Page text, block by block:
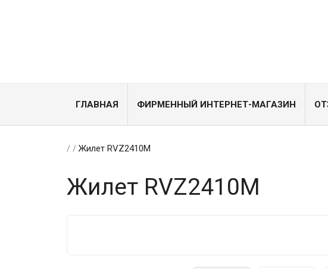
ГЛАВНАЯ ФИРМЕННЫЙ ИНТЕРНЕТ-МАГАЗИН
/ / Жилет RVZ2410M
Жилет RVZ2410M